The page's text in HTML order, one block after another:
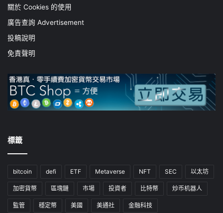
關於 Cookies 的使用
廣告查詢 Advertisement
投稿說明
免責聲明
標籤
bitcoin defi ETF Metaverse NFT SEC 以太坊
加密貨幣 區塊鏈 市場 投資者 比特幣 炒币机器人
監管 穩定幣 美國 美通社 金融科技